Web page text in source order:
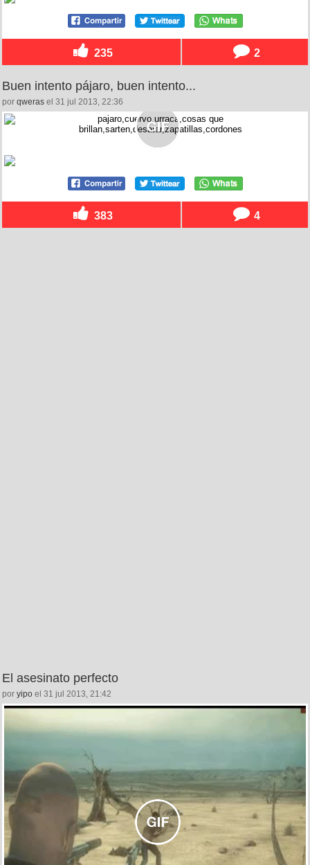
235 2
Buen intento pájaro, buen intento...
por qweras el 31 jul 2013, 22:36
383 4
El asesinato perfecto
por yipo el 31 jul 2013, 21:42